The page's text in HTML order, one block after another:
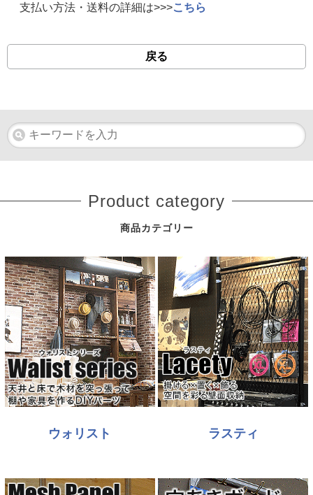
支払い方法・送料の詳細は>>>こちら
戻る
Product category
商品カテゴリー
ウォリスト ラスティ